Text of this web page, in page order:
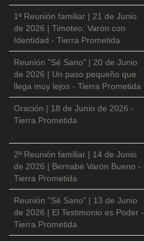
1ª Reunión familiar | 21 de Junio
de 2026 | Timoteo: Varón con
Identidad - Tierra Prometida
Reunión "Sé Sano" | 20 de Junio
de 2026 | Un paso pequeño que
llega muy lejos - Tierra Prometida
Oración | 18 de Junio de 2026 -
Tierra Prometida
2ª Reunión familiar | 14 de Junio
de 2026 | Bernabé Varón Bueno -
Tierra Prometida
Reunión "Sé Sano" | 13 de Junio
de 2026 | El Testimonio es Poder -
Tierra Prometida